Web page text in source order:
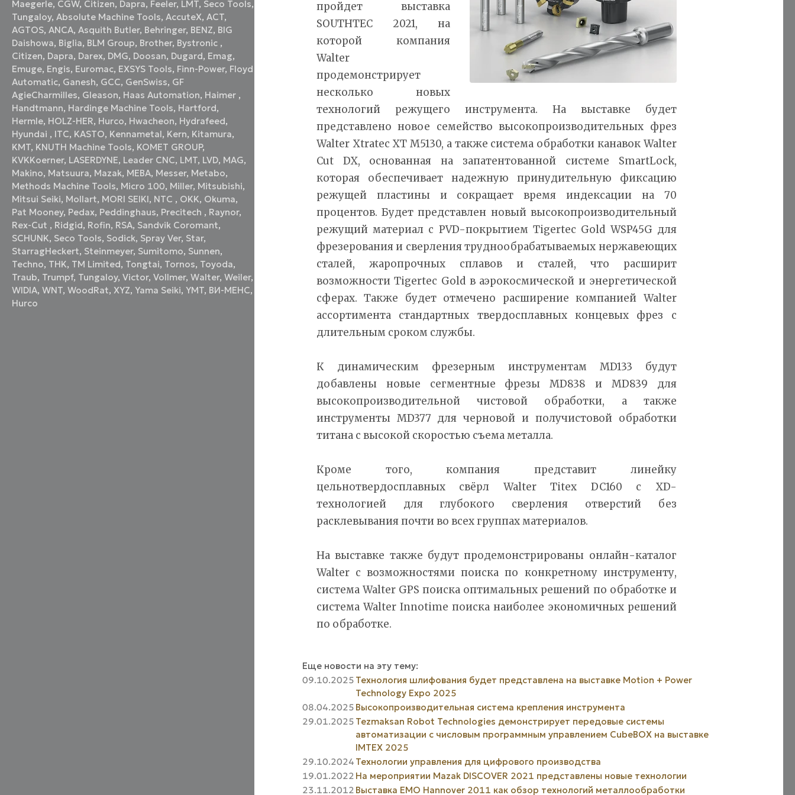
Maegerle, CGW, Citizen, Dapra, Feeler, LMT, Seco Tools,
Tungaloy,Absolute Machine Tools,AccuteX,ACT,
AGTOS,ANCA,Asquith Butler, Behringer, BENZ, BIG
Daishowa, Biglia, BLM Group, Brother, Bystronic ,
Citizen, Dapra, Darex, DMG, Doosan, Dugard, Emag,
Emuge, Engis, Euromac, EXSYS Tools, Finn-Power, Floyd
Automatic, Ganesh, GCC, GenSwiss, GF
AgieCharmilles, Gleason, Haas Automation, Haimer ,
Handtmann, Hardinge Machine Tools, Hartford,
Hermle, HOLZ-HER, Hurco, Hwacheon, Hydrafeed,
Hyundai , ITC, KASTO, Kennametal, Kern, Kitamura,
KMT, KNUTH Machine Tools, KOMET GROUP,
KVKKoerner, LASERDYNE, Leader CNC, LMT, LVD, MAG,
Makino, Matsuura, Mazak, MEBA, Messer, Metabo,
Methods Machine Tools, Micro 100, Miller, Mitsubishi,
Mitsui Seiki, Mollart, MORI SEIKI, NTC , OKK, Okuma,
Pat Mooney, Pedax, Peddinghaus, Precitech , Raynor,
Rex-Cut , Ridgid, Rofin, RSA, Sandvik Coromant,
SCHUNK, Seco Tools, Sodick, Spray Ver, Star,
StarragHeckert, Steinmeyer, Sumitomo, Sunnen,
Techno, THK, TM Limited, Tongtai, Tornos, Toyoda,
Traub, Trumpf, Tungaloy,Victor,Vollmer,Walter,Weiler,
WIDIA,WNT,WoodRat,XYZ,Yama Seiki,YMT, ВИ-МЕНС,
Нurco
пройдет выставка
SOUTHTEC 2021, на
которой компания
Walter
продемонстрирует
несколько новых
технологий режущего инструмента. На выставке будет
представлено новое семейство высокопроизводительных фрез
Walter Xtratec XT M5130, а также система обработки канавок Walter
Cut DX, основанная на запатентованной системе SmartLock,
которая обеспечивает надежную принудительную фиксацию
режущей пластины и сокращает время индексации на 70
процентов. Будет представлен новый высокопроизводительный
режущий материал с PVD-покрытием Tigertec Gold WSP45G для
фрезерования и сверления труднообрабатываемых нержавеющих
сталей, жаропрочных сплавов и сталей, что расширит
возможности Tigertec Gold в аэрокосмической и энергетической
сферах. Также будет отмечено расширение компанией Walter
ассортимента стандартных твердосплавных концевых фрез с
длительным сроком службы.
К динамическим фрезерным инструментам MD133 будут
добавлены новые сегментные фрезы MD838 и MD839 для
высокопроизводительной чистовой обработки, а также
инструменты MD377 для черновой и получистовой обработки
титана с высокой скоростью съема металла.
Кроме того, компания представит линейку
цельнотвердосплавных свёрл Walter Titex DC160 с XD-
технологией для глубокого сверления отверстий без
расклевывания почти во всех группах материалов.
На выставке также будут продемонстрированы онлайн-каталог
Walter с возможностями поиска по конкретному инструменту,
система Walter GPS поиска оптимальных решений по обработке и
система Walter Innotime поиска наиболее экономичных решений
по обработке.
Еще новости на эту тему:
09.10.2025 Технология шлифования будет представлена ​​на выставке Motion + Power
Technology Expo 2025
08.04.2025 Высокопроизводительная система крепления инструмента
29.01.2025 Tezmaksan Robot Technologies демонстрирует передовые системы
автоматизации с числовым программным управлением CubeBOX на выставке
IMTEX 2025
29.10.2024 Технологии управления для цифрового производства
19.01.2022 На мероприятии Mazak DISCOVER 2021 представлены новые технологии
23.11.2012 Выставка ЕМО Hannover 2011 как обзор технологий металлообработки